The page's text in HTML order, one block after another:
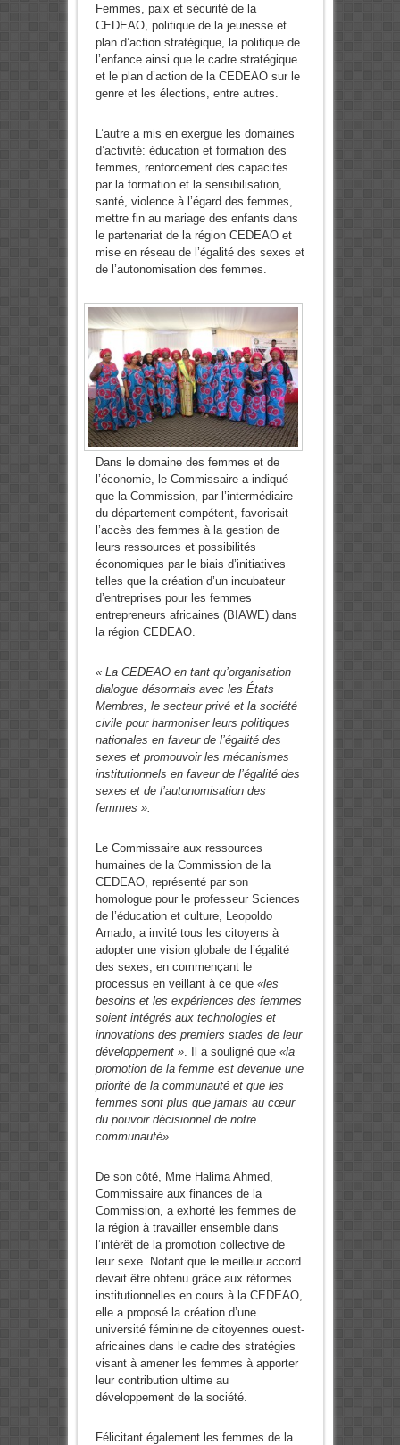
Femmes, paix et sécurité de la
CEDEAO, politique de la jeunesse et
plan d’action stratégique, la politique de
l’enfance ainsi que le cadre stratégique
et le plan d’action de la CEDEAO sur le
genre et les élections, entre autres.
L’autre a mis en exergue les domaines
d’activité: éducation et formation des
femmes, renforcement des capacités
par la formation et la sensibilisation,
santé, violence à l’égard des femmes,
mettre fin au mariage des enfants dans
le partenariat de la région CEDEAO et
mise en réseau de l’égalité des sexes et
de l’autonomisation des femmes.
Dans le domaine des femmes et de
l’économie, le Commissaire a indiqué
que la Commission, par l’intermédiaire
du département compétent, favorisait
l’accès des femmes à la gestion de
leurs ressources et possibilités
économiques par le biais d’initiatives
telles que la création d’un incubateur
d’entreprises pour les femmes
entrepreneurs africaines (BIAWE) dans
la région CEDEAO.
« La CEDEAO en tant qu’organisation
dialogue désormais avec les États
Membres, le secteur privé et la société
civile pour harmoniser leurs politiques
nationales en faveur de l’égalité des
sexes et promouvoir les mécanismes
institutionnels en faveur de l’égalité des
sexes et de l’autonomisation des
femmes ».
Le Commissaire aux ressources
humaines de la Commission de la
CEDEAO, représenté par son
homologue pour le professeur Sciences
de l’éducation et culture, Leopoldo
Amado, a invité tous les citoyens à
adopter une vision globale de l’égalité
des sexes, en commençant le
processus en veillant à ce que «les
besoins et les expériences des femmes
soient intégrés aux technologies et
innovations des premiers stades de leur
développement ». Il a souligné que «la
promotion de la femme est devenue une
priorité de la communauté et que les
femmes sont plus que jamais au cœur
du pouvoir décisionnel de notre
communauté».
De son côté, Mme Halima Ahmed,
Commissaire aux finances de la
Commission, a exhorté les femmes de
la région à travailler ensemble dans
l’intérêt de la promotion collective de
leur sexe. Notant que le meilleur accord
devait être obtenu grâce aux réformes
institutionnelles en cours à la CEDEAO,
elle a proposé la création d’une
université féminine de citoyennes ouest-
africaines dans le cadre des stratégies
visant à amener les femmes à apporter
leur contribution ultime au
développement de la société.
Félicitant également les femmes de la